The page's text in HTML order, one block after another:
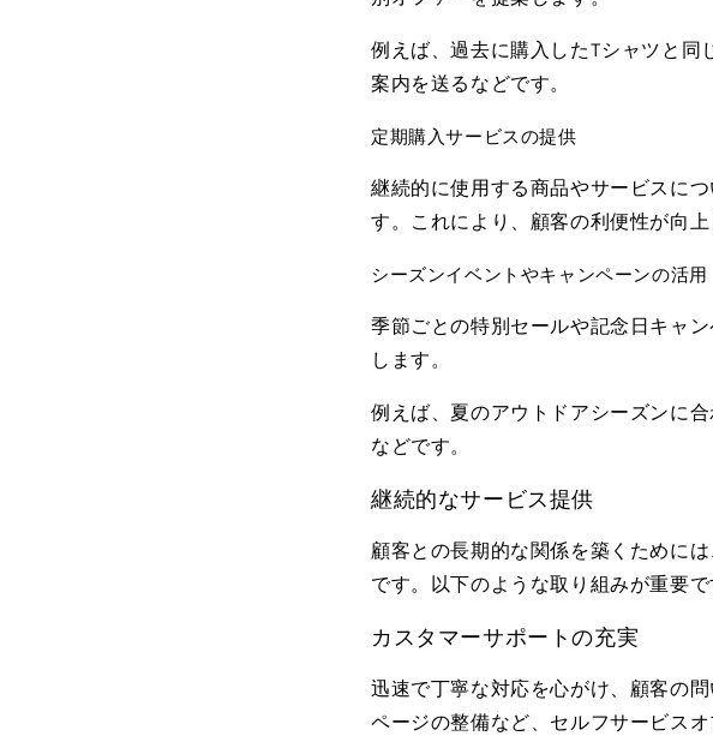
例えば、過去に購入したTシャツと
案内を送るなどです。
定期購入サービスの提供
継続的に使用する商品やサービスに
す。これにより、顧客の利便性が向
シーズンイベントやキャンペーンの活用
季節ごとの特別セールや記念日キャ
します。
例えば、夏のアウトドアシーズンに
などです。
継続的なサービス提供
顧客との長期的な関係を築くために
です。以下のような取り組みが重要で
カスタマーサポートの充実
迅速で丁寧な対応を心がけ、顧客の
ページの整備など、セルフサービス